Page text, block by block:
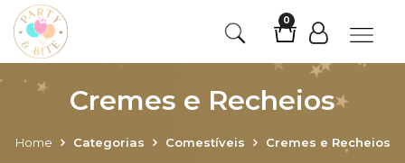
0
Cremes e Recheios
Home Categorias Comestíveis Cremes e Recheios